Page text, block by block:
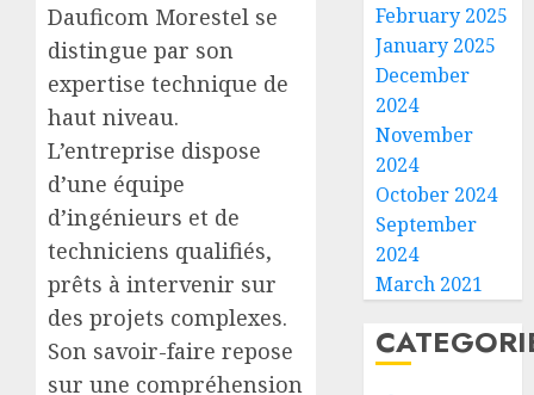
Dauficom Morestel se
distingue par son
expertise technique de
haut niveau.
L’entreprise dispose
d’une équipe
d’ingénieurs et de
techniciens qualifiés,
prêts à intervenir sur
des projets complexes.
Son savoir-faire repose
sur une compréhension
February 2025
January 2025
December
2024
November
2024
October 2024
September
2024
March 2021